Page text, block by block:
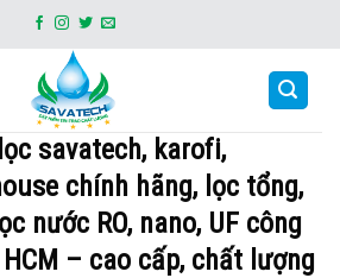
savatech, karofi,
chính hãng, lọc tổng,
nước RO, nano, UF công
– cao cấp, chất lượng